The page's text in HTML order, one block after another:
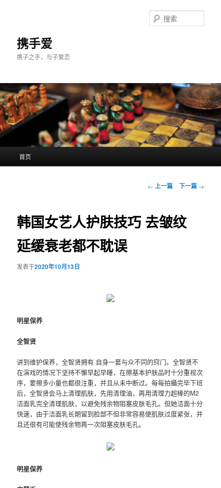
携手爱
携子之手，与子爱恋
索
首页
文
航
← 上一篇 下一篇 →
韩国女艺人护肤技巧 去皱纹
延缓衰老都不耽误
发表于2020年10月13日
明星保养
全智贤
讲到维护保养，全智贤拥有 自身一套与众不同的窍门。全智贤不
在演戏的情况下坚持不懈早起早睡，在擦基本护肤品时十分重视次
序，要擦多小量也都很注重，并且从未中断过。每每拍攝完毕下班
后，全智贤会马上清理肌肤，先用清理油，再用清理力超棒的M2
洁面乳完全清理肌肤，以避免残余物阻塞皮肤毛孔。但她洁面十分
快速，由于洁面乳长期留到脸部不但非常容易使肌肤过度紧张，并
且还很有可能使残余物再一次阻塞皮肤毛孔。
明星保养